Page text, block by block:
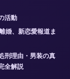
活動
婚、新恋愛報道ま
刑理由・男装の真
全解説